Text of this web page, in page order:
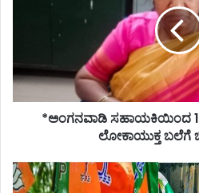
ಲೋಕಾಯುಕ್ತ
ಬಲೆಗೆ
ಬಿದ್ದ
ಸಿಡಿಪಿಓ**ಅಂಗನವಾಡಿ ಸಹಾಯಕಿಯಿಂದ 1
ಲೋಕಾಯುಕ್ತ ಬಲೆಗೆ
*ಗ್ರಾಮ
ಪಂಚಾಯಿತಿ